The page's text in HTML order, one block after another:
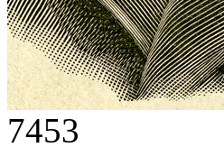
7453